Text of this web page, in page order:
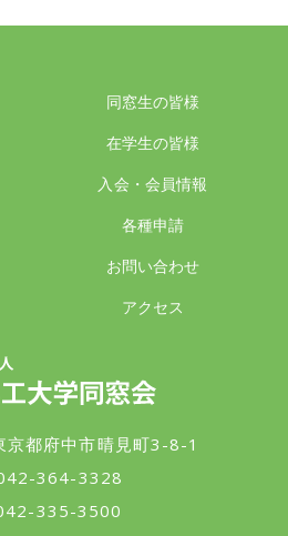
同窓生の皆様
在学生の皆様
入会・会員情報
各種申請
お問い合わせ
アクセス
都府中市晴見町3-8-1
364-3328
335-3500